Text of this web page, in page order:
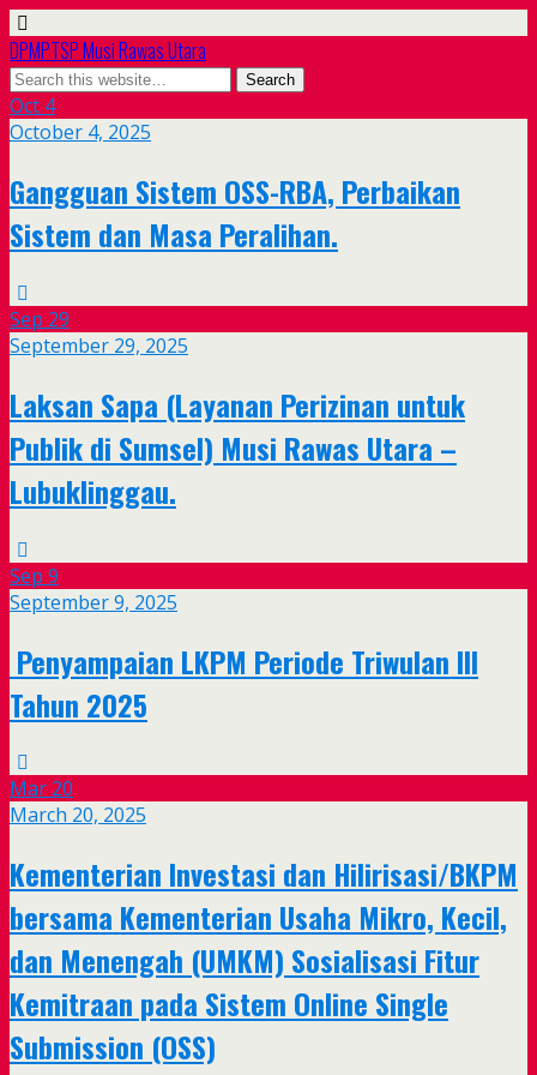
DPMPTSP Musi Rawas Utara
Oct 4
October 4, 2025
Gangguan Sistem OSS-RBA, Perbaikan
Sistem dan Masa Peralihan.
Sep 29
September 29, 2025
Laksan Sapa (Layanan Perizinan untuk
Publik di Sumsel) Musi Rawas Utara –
Lubuklinggau.
Sep 9
September 9, 2025
Penyampaian LKPM Periode Triwulan III
Tahun 2025
Mar 20
March 20, 2025
Kementerian Investasi dan Hilirisasi/BKPM
bersama Kementerian Usaha Mikro, Kecil,
dan Menengah (UMKM) Sosialisasi Fitur
Kemitraan pada Sistem Online Single
Submission (OSS)